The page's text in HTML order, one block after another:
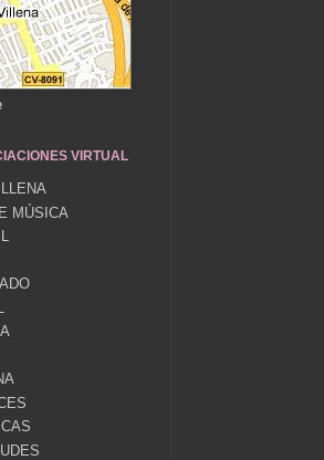
VIRTUAL
MÚSICA